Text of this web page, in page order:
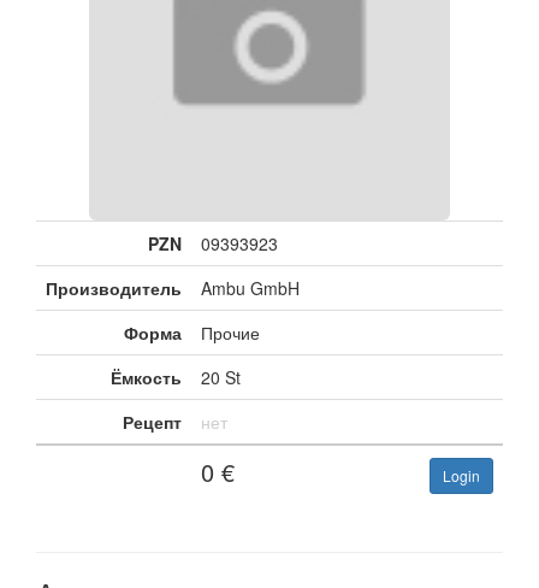
PZN
09393923
Производитель
Ambu GmbH
Форма
Прочие
Ёмкость
20 St
Рецепт
нет
0 € Login